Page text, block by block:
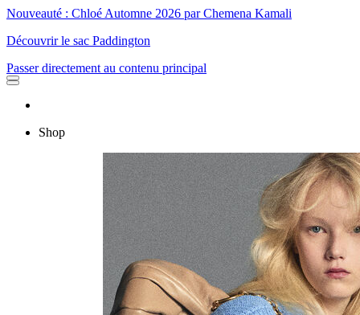
Nouveauté : Chloé Automne 2026 par Chemena Kamali
Découvrir le sac Paddington
Passer directement au contenu principal
Shop